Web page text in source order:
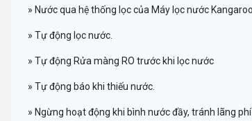
» Nước qua hệ thống lọc của Máy lọc nước
» Tự động lọc nước.
» Tự động Rửa màng RO trước khi lọc nước
» Tự động báo khi thiếu nước.
» Ngừng hoạt động khi bình nước đầy, tránh lãng phí